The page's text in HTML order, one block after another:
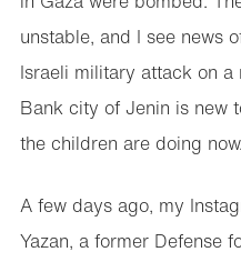
unstable, and I see news
Israeli military attack on
Bank city of Jenin is new
the children are doing now.
A few days ago, my
Yazan, a former Defense